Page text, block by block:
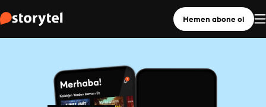
Hemen abone ol